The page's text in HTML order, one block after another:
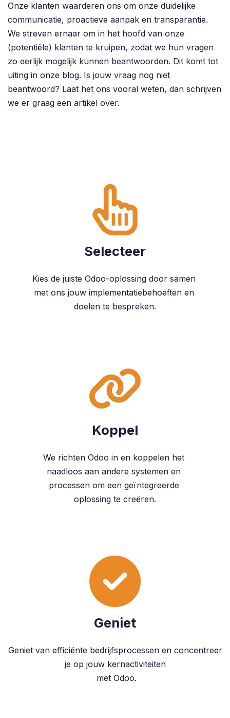
Onze klanten waarderen ons om onze duidelijke
communicatie, proactieve aanpak en transparantie.
We streven ernaar om in het hoofd van onze
(potentiële) klanten te kruipen, zodat we hun vragen
zo eerlijk mogelijk kunnen beantwoorden. Dit komt tot
uiting in onze blog. Is jouw vraag nog niet
beantwoord? Laat het ons vooral weten, dan schrijven
we er graag een artikel over.
Selecteer
Kies de juiste Odoo-oplossing door samen
met ons jouw implementatiebehoeften en
doelen te bespreken.
Koppel
We richten Odoo in en koppelen het
naadloos aan andere systemen en
processen om een geïntegreerde
oplossing te creëren.
Geniet
Geniet van efficiënte bedrijfsprocessen en concentreer
je op jouw kernactiviteiten
met Odoo.